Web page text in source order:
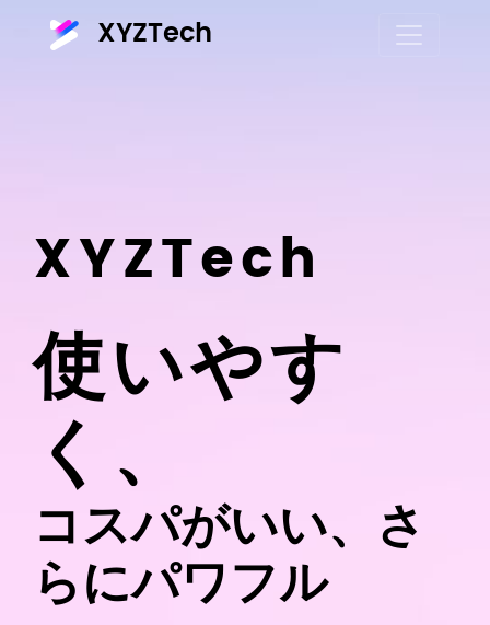
XYZTech
XYZTech
使いやす
く、
コスパがいい、さ
らにパワフル